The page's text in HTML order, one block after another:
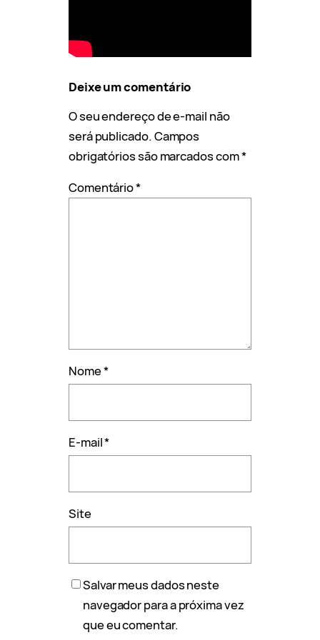
Deixe um comentário
O seu endereço de e-mail não
será publicado. Campos
obrigatórios são marcados com*
Comentário*
Nome*
E-mail*
Site
Salvar meus dados neste
navegador para a próxima vez
que eu comentar.